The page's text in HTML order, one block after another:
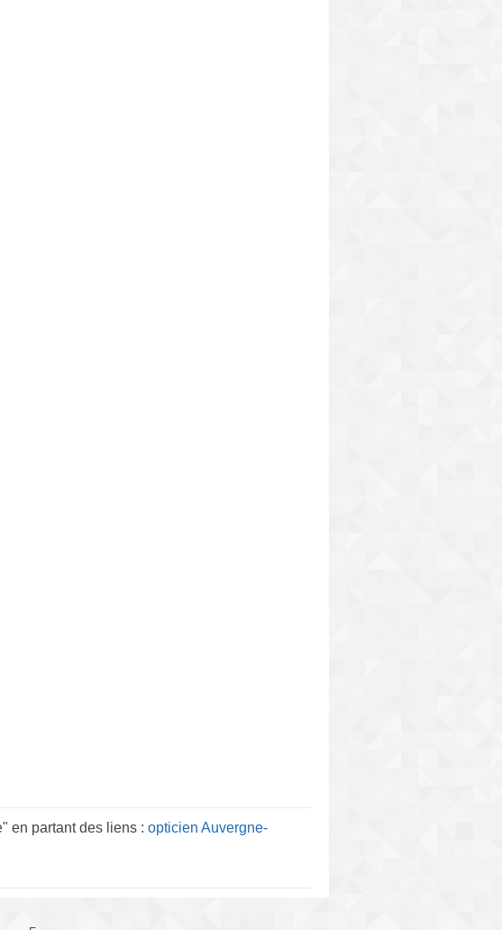
en partant des liens : opticien Auvergne-